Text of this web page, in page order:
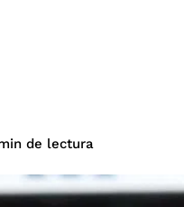
de lectura